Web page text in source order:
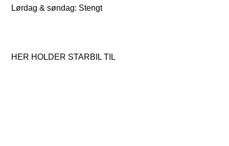
Lørdag & søndag: Stengt
HER HOLDER STARBIL TIL